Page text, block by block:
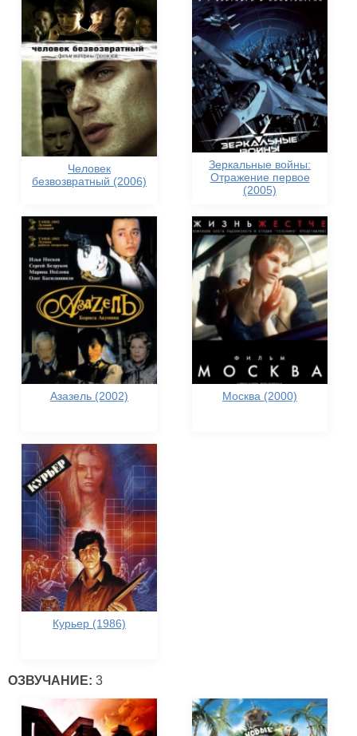
Человек
безвозвратный (2006)
Зеркальные войны:
Отражение первое
(2005)
Азазель (2002) Москва (2000)
Курьер (1986)
ОЗВУЧАНИЕ: 3